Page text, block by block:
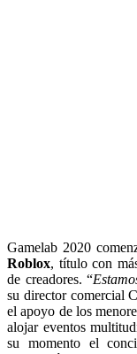
Gamelab 2020
Roblox, título con
de creadores. “
su director comercial
el apoyo de los
alojar eventos
su momento el